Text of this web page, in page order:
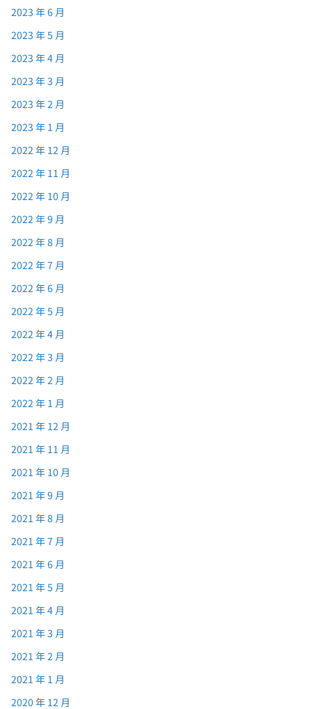
2023 年 6 月
2023 年 5 月
2023 年 4 月
2023 年 3 月
2023 年 2 月
2023 年 1 月
2022 年 12 月
2022 年 11 月
2022 年 10 月
2022 年 9 月
2022 年 8 月
2022 年 7 月
2022 年 6 月
2022 年 5 月
2022 年 4 月
2022 年 3 月
2022 年 2 月
2022 年 1 月
2021 年 12 月
2021 年 11 月
2021 年 10 月
2021 年 9 月
2021 年 8 月
2021 年 7 月
2021 年 6 月
2021 年 5 月
2021 年 4 月
2021 年 3 月
2021 年 2 月
2021 年 1 月
2020 年 12 月